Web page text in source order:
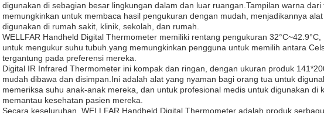
digunakan di sebagian besar lingkungan dalam dan luar ruangan.Tampilan warna
memungkinkan untuk membaca hasil pengukuran dengan mudah, menjadikannya
digunakan di rumah sakit, klinik, sekolah, dan rumah.
WELLFAR Handheld Digital Thermometer memiliki rentang pengukuran
untuk mengukur suhu tubuh.yang memungkinkan pengguna untuk memilih antara
tergantung pada preferensi mereka.
Digital IR Infrared Thermometer ini kompak dan ringan, dengan ukuran produk
mudah dibawa dan disimpan.Ini adalah alat yang nyaman bagi orang tua untuk
memeriksa suhu anak-anak mereka, dan untuk profesional medis untuk digunakan di
memantau kesehatan pasien mereka.
Secara keseluruhan, WELLFAR Handheld Digital Thermometer adalah produk